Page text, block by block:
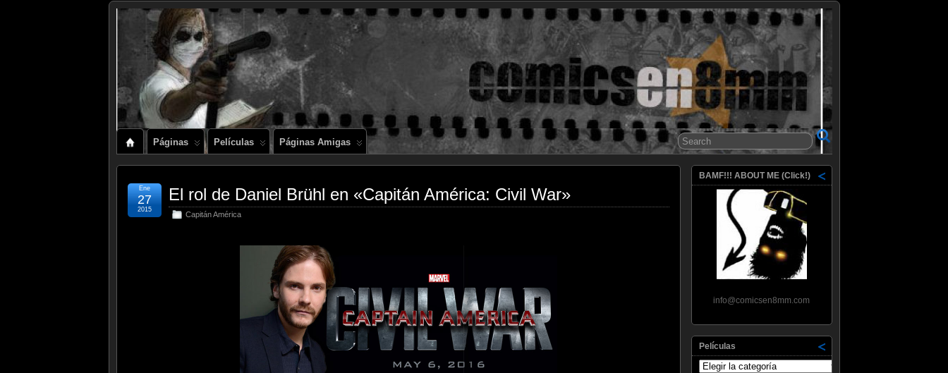
Comics en 8mm
Páginas Películas Páginas Amigas
El rol de Daniel Brühl en «Capitán América: Civil War»
Capitán América
Ene
27
2015
BAMF!!! ABOUT ME (Click!)
info@comicsen8mm.com
Películas
Películas